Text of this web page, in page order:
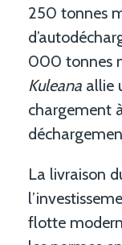
250 tonnes
000 tonnes
Kuleana allie
chargement
La livraison
flotte